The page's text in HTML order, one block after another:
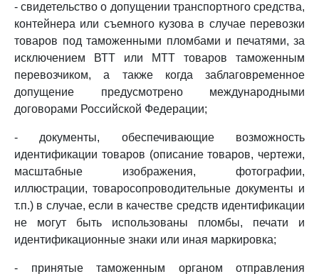
- свидетельство о допущении транспортного средства,
контейнера или съемного кузова в случае перевозки
товаров под таможенными пломбами и печатями, за
исключением ВТТ или МТТ товаров таможенным
перевозчиком, а также когда заблаговременное
допущение предусмотрено международными
договорами Российской Федерации;
- документы, обеспечивающие возможность
идентификации товаров (описание товаров, чертежи,
масштабные изображения, фотографии,
иллюстрации, товаросопроводительные документы и
т.п.) в случае, если в качестве средств идентификации
не могут быть использованы пломбы, печати и
идентификационные знаки или иная маркировка;
- принятые таможенным органом отправления